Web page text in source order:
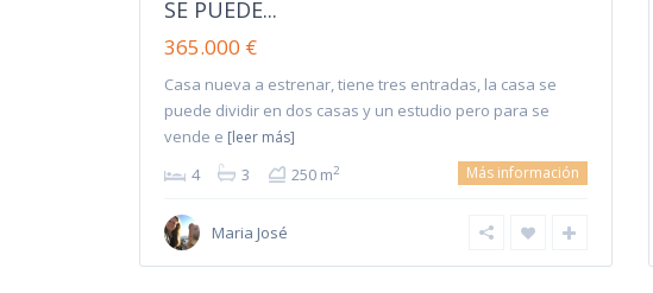
SE PUEDE...
365.000 €
Casa nueva a estrenar, tiene tres entradas, la casa se
puede dividir en dos casas y un estudio pero para se
vende e [leer más]
4 3 250 m2 Más información
Maria José